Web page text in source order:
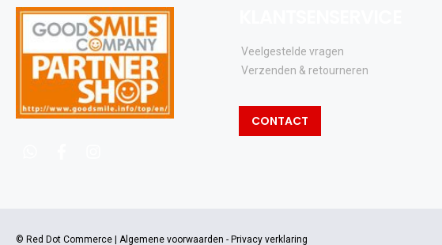
Veelgestelde vragen
Verzenden & retourneren
CONTACT
© Red Dot Commerce | Algemene voorwaarden - Privacy verklaring